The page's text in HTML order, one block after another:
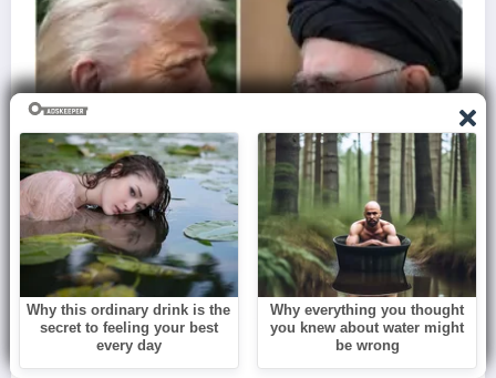
इज़राइल से क्यों नफ़रत करता था एडोल्फ हिटलर, ले ली
60 Lakh मासूमों की जान..